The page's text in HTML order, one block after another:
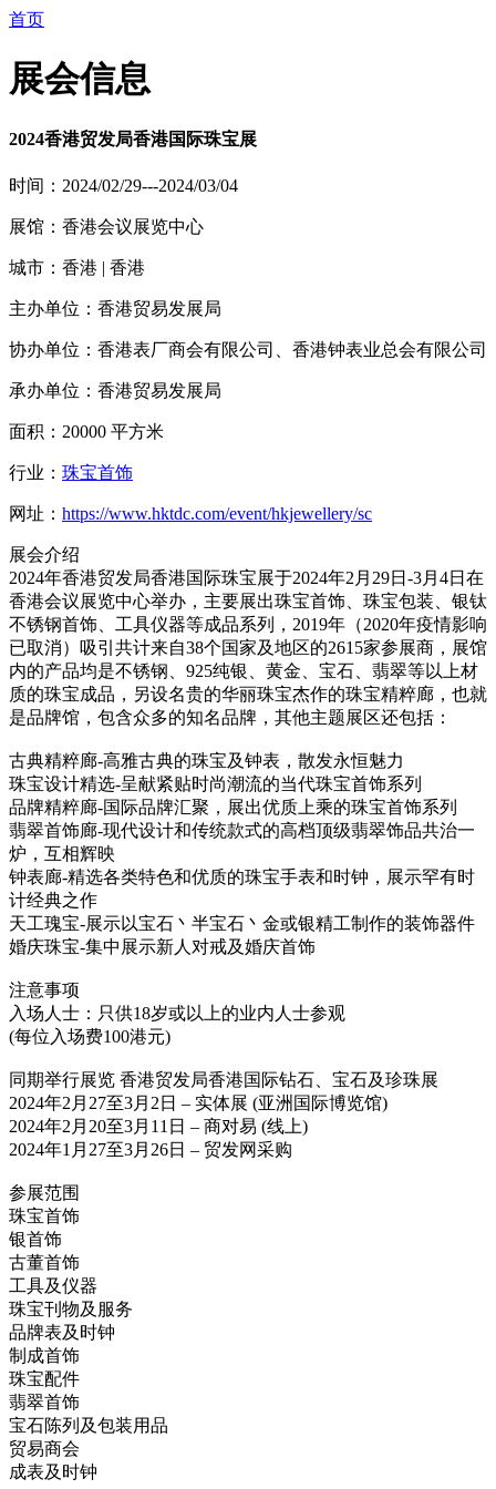
首页
展会信息
2024香港贸发局香港国际珠宝展
时间：2024/02/29---2024/03/04
展馆：香港会议展览中心
城市：香港 | 香港
主办单位：香港贸易发展局
协办单位：香港表厂商会有限公司、香港钟表业总会有限公司
承办单位：香港贸易发展局
面积：20000 平方米
行业： 珠宝首饰
网址： https://www.hktdc.com/event/hkjewellery/sc
展会介绍
2024年香港贸发局香港国际珠宝展于2024年2月29日-3月4日在
香港会议展览中心举办，主要展出珠宝首饰、珠宝包装、银钛
不锈钢首饰、工具仪器等成品系列，2019年（2020年疫情影响
已取消）吸引共计来自38个国家及地区的2615家参展商，展馆
内的产品均是不锈钢、925纯银、黄金、宝石、翡翠等以上材
质的珠宝成品，另设名贵的华丽珠宝杰作的珠宝精粹廊，也就
是品牌馆，包含众多的知名品牌，其他主题展区还包括：
古典精粹廊-高雅古典的珠宝及钟表，散发永恒魅力
珠宝设计精选-呈献紧贴时尚潮流的当代珠宝首饰系列
品牌精粹廊-国际品牌汇聚，展出优质上乘的珠宝首饰系列
翡翠首饰廊-现代设计和传统款式的高档顶级翡翠饰品共治一
炉，互相辉映
钟表廊-精选各类特色和优质的珠宝手表和时钟，展示罕有时
计经典之作
天工瑰宝-展示以宝石丶半宝石丶金或银精工制作的装饰器件
婚庆珠宝-集中展示新人对戒及婚庆首饰
注意事项
入场人士：只供18岁或以上的业内人士参观
(每位入场费100港元)
同期举行展览 香港贸发局香港国际钻石、宝石及珍珠展
2024年2月27至3月2日 – 实体展 (亚洲国际博览馆)
2024年2月20至3月11日 – 商对易 (线上)
2024年1月27至3月26日 – 贸发网采购
参展范围
珠宝首饰
银首饰
古董首饰
工具及仪器
珠宝刊物及服务
品牌表及时钟
制成首饰
珠宝配件
翡翠首饰
宝石陈列及包装用品
贸易商会
成表及时钟